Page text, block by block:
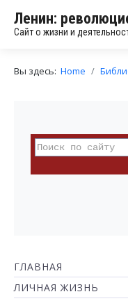
Ленин:
Сайт о жизни и
Вы здесь: Home
ГЛАВНАЯ
ЛИЧНАЯ ЖИЗНЬ